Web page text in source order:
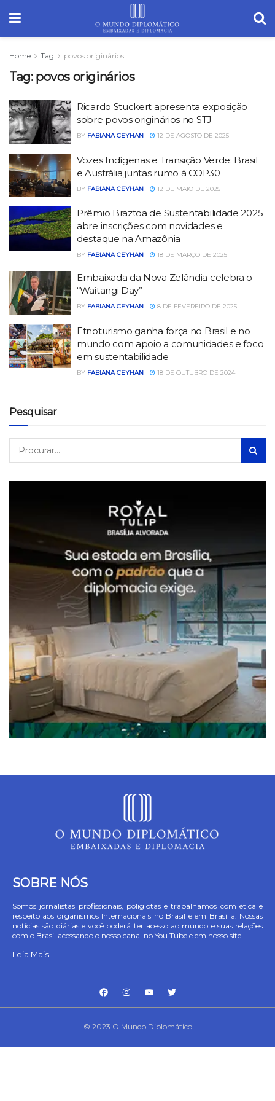
Home Tag povos originários
Tag: povos originários
Ricardo Stuckert apresenta exposição
sobre povos originários no STJ
BY FABIANA CEYHAN 12 DE AGOSTO DE 2025
Vozes Indígenas e Transição Verde: Brasil
e Austrália juntas rumo à COP30
BY FABIANA CEYHAN 12 DE MAIO DE 2025
Prêmio Braztoa de Sustentabilidade 2025
abre inscrições com novidades e
destaque na Amazônia
BY FABIANA CEYHAN 18 DE MARÇO DE 2025
Embaixada da Nova Zelândia celebra o
“Waitangi Day”
BY FABIANA CEYHAN 8 DE FEVEREIRO DE 2025
Etnoturismo ganha força no Brasil e no
mundo com apoio a comunidades e foco
em sustentabilidade
BY FABIANA CEYHAN 18 DE OUTUBRO DE 2024
Pesquisar
SOBRE NÓS
Somos jornalistas profissionais, poliglotas e trabalhamos com ética e
respeito aos organismos Internacionais no Brasil e em Brasília. Nossas
notícias são diárias e você poderá ter acesso ao mundo e suas relações
com o Brasil acessando o nosso canal no You Tube e em nosso site.
Leia Mais
© 2023 O Mundo Diplomático